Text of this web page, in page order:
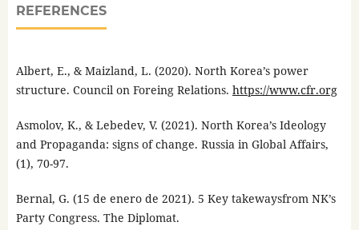
REFERENCES
Albert, E., & Maizland, L. (2020). North Korea’s power
structure. Council on Foreing Relations. https://www.cfr.org
Asmolov, K., & Lebedev, V. (2021). North Korea’s Ideology
and Propaganda: signs of change. Russia in Global Affairs,
(1), 70-97.
Bernal, G. (15 de enero de 2021). 5 Key takewaysfrom NK’s
Party Congress. The Diplomat.